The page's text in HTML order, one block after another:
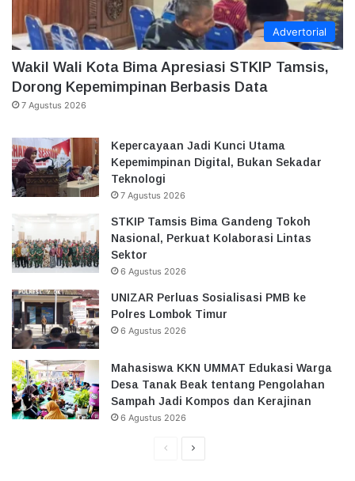
Advertorial
Wakil Wali Kota Bima Apresiasi STKIP Tamsis,
Dorong Kepemimpinan Berbasis Data
7 Agustus 2026
Kepercayaan Jadi Kunci Utama
Kepemimpinan Digital, Bukan Sekadar
Teknologi
7 Agustus 2026
STKIP Tamsis Bima Gandeng Tokoh
Nasional, Perkuat Kolaborasi Lintas
Sektor
6 Agustus 2026
UNIZAR Perluas Sosialisasi PMB ke
Polres Lombok Timur
6 Agustus 2026
Mahasiswa KKN UMMAT Edukasi Warga
Desa Tanak Beak tentang Pengolahan
Sampah Jadi Kompos dan Kerajinan
6 Agustus 2026
HalamanHalaman